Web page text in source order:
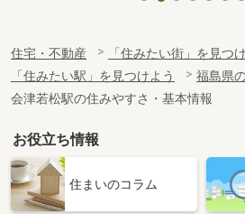
住宅・不動産
「住みたい街」を見つ
「住みたい駅」を見つけよう
福島県
会津若松駅の住みやすさ・基本情報
お役立ち情報
住まいのコラム